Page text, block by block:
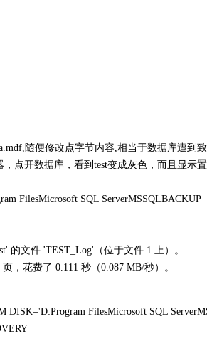
随便修改点字节内容,相当于数据库遭到致
点开数据库，看到test变成灰色，而且显示置
FilesMicrosoft SQL ServerMSSQLBACKUP
的文件 'TEST_Log'（位于文件 1 上）。
，花费了 0.111 秒（0.087 MB/秒）。
DISK='D:Program FilesMicrosoft SQL